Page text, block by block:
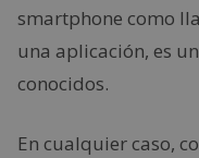
smartphone como
una aplicación, es
conocidos.
En cualquier caso,